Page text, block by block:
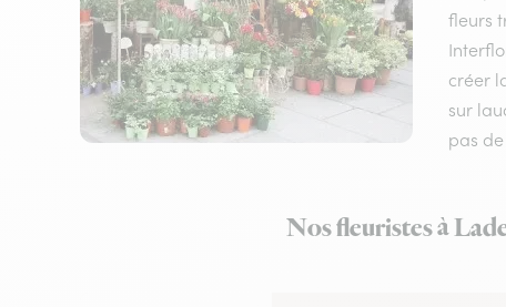
fleurs
créer
sur
pas
Nos fleuristes à